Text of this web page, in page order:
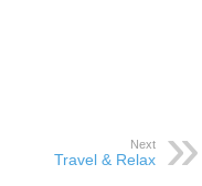
Next
Travel & Relax